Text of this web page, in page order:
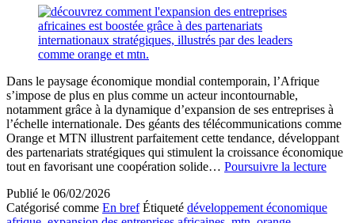
Dans le paysage économique mondial contemporain, l’Afrique
s’impose de plus en plus comme un acteur incontournable,
notamment grâce à la dynamique d’expansion de ses entreprises à
l’échelle internationale. Des géants des télécommunications comme
Orange et MTN illustrent parfaitement cette tendance, développant
des partenariats stratégiques qui stimulent la croissance économique
tout en favorisant une coopération solide… Poursuivre la lecture
Publié le 06/02/2026
Catégorisé comme En bref Étiqueté développement économique